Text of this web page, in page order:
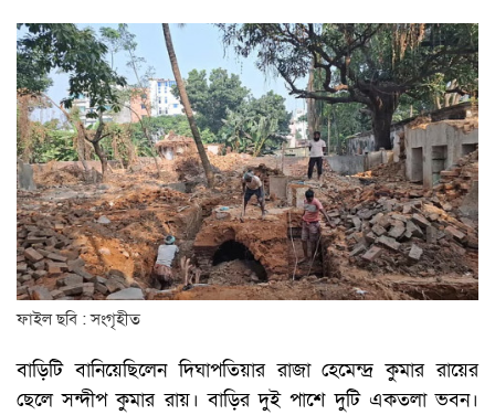
ফাইল ছবি : সংগৃহীত
বাড়িটি বানিয়েছিলেন দিঘাপতিয়ার রাজা হেমেন্দ্র কুমার রায়ের
ছেলে সন্দীপ কুমার রায়। বাড়ির দুই পাশে দুটি একতলা ভবন।